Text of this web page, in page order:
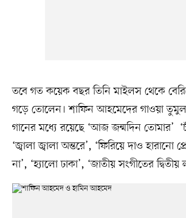
তবে গত কয়েক বছর তিনি মাইলস থেকে
গড়ে তোলেন। শাফিন আহমেদের গাওয়া
গানের মধ্যে রয়েছে ‘আজ জন্মদিন তোমার’
‘জ্বালা জ্বালা অন্তরে’, ‘ফিরিয়ে দাও হারানো
না’, ‘হ্যালো ঢাকা’, ‘জাতীয় সংগীতের দ্বিতীয়